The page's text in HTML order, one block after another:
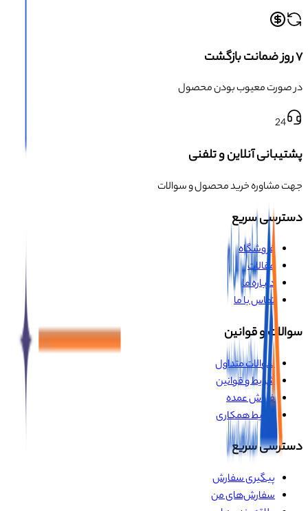
۷ روز ضمانت بازگشت
در صورت معیوب بودن محصول
24
پشتیبانی آنلاین و تلفنی
جهت مشاوره خرید محصول و سوالات
دسترسی سریع
فروشگاه
مقالات
درباره ما
تماس با ما
سوالات و قوانین
سوالات متداول
شرایط و قوانین
فروش عمده
شرایط همکاری
دسترسی سریع
پیگیری سفارش
سفارش‌های من